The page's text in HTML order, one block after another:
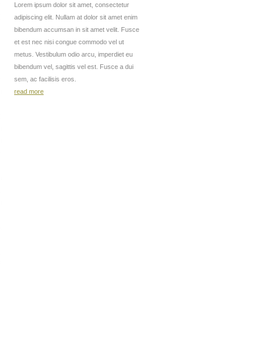
Lorem ipsum dolor sit amet, consectetur
adipiscing elit. Nullam at dolor sit amet enim
bibendum accumsan in sit amet velit. Fusce
et est nec nisi congue commodo vel ut
metus. Vestibulum odio arcu, imperdiet eu
bibendum vel, sagittis vel est. Fusce a dui
sem, ac facilisis eros.
read more